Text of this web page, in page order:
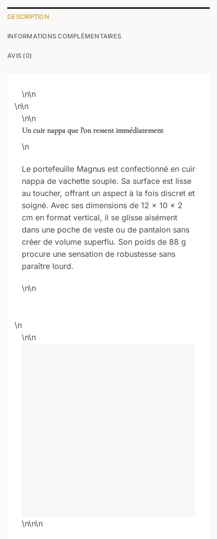
DESCRIPTION
INFORMATIONS COMPLÉMENTAIRES
AVIS (0)
\n\n
\n\n
\n\n
Un cuir nappa que l’on ressent immédiatement
\n
Le portefeuille Magnus est confectionné en cuir
nappa de vachette souple. Sa surface est lisse
au toucher, offrant un aspect à la fois discret et
soigné. Avec ses dimensions de 12 × 10 × 2
cm en format vertical, il se glisse aisément
dans une poche de veste ou de pantalon sans
créer de volume superflu. Son poids de 88 g
procure une sensation de robustesse sans
paraître lourd.
\n\n
\n
\n\n
\n\n\n